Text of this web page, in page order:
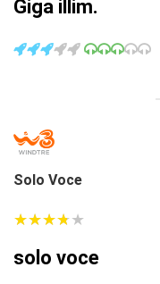
Giga illim.
Solo Voce
★★★★★
★★★★★
solo voce